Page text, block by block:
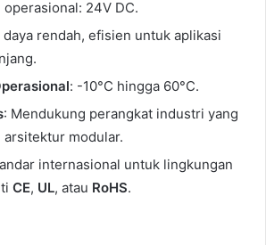
operasional: 24V DC.
daya rendah, efisien untuk aplikasi
: -10°C hingga 60°C.
: Mendukung perangkat industri yang
arsitektur modular.
internasional untuk lingkungan
CE, UL, atau RoHS.